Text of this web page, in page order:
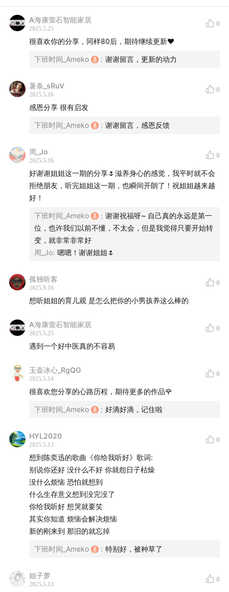
3.饭疏食，饮水，曲肱而枕之，乐亦在其中矣
一箪食，一瓢饮，在陋巷，人不堪其忧，回也不改其乐
吾与女，弗如也
A海康萤石智能家居
2025.5.25
0
很喜欢你的分享，同样80后，期待继续更新❤️
下班时间_Ameko : 谢谢留言，更新的动力
薯条_sRuV
2025.5.16
0
感恩分享 很有启发
下班时间_Ameko : 谢谢留言，感恩反馈
周_Jo
2025.5.16
0
好谢谢姐姐这一期的分享🌷滋养身心的感觉，我平时就不会
拒绝朋友，听完姐姐这一期，也瞬间开朗了！祝姐姐越来越
好！
下班时间_Ameko : 谢谢祝福呀~ 自己真的永远是第一
位，也许我们以前不懂，不太会，但是我觉得只要开始转
变，就非常非常好
周_Jo: 嗯嗯！谢谢姐姐🌷
孤独听客
2025.9.16
0
想听姐姐的育儿观 是怎么把你的小男孩养这么棒的
A海康萤石智能家居
2025.5.25
0
遇到一个好中医真的不容易
玉壶冰心_RgQG
2025.5.14
0
很喜欢您分享的心路历程，期待更多的作品🌹
下班时间_Ameko : 好滴好滴，记住啦
HYL2020
2025.5.13
0
想到陈奕迅的歌曲《你给我听好》歌词:
别说你还好 没什么不好 你就怨日子枯燥
没什么烦恼 恐怕就想到
什么生存意义想到没完没了
你给我听好 想哭就要笑
其实你知道 烦恼会解决烦恼
新的刚来到 那旧的就忘掉
下班时间_Ameko : 特别好，被种草了
姐子萝
2025.5.13
0